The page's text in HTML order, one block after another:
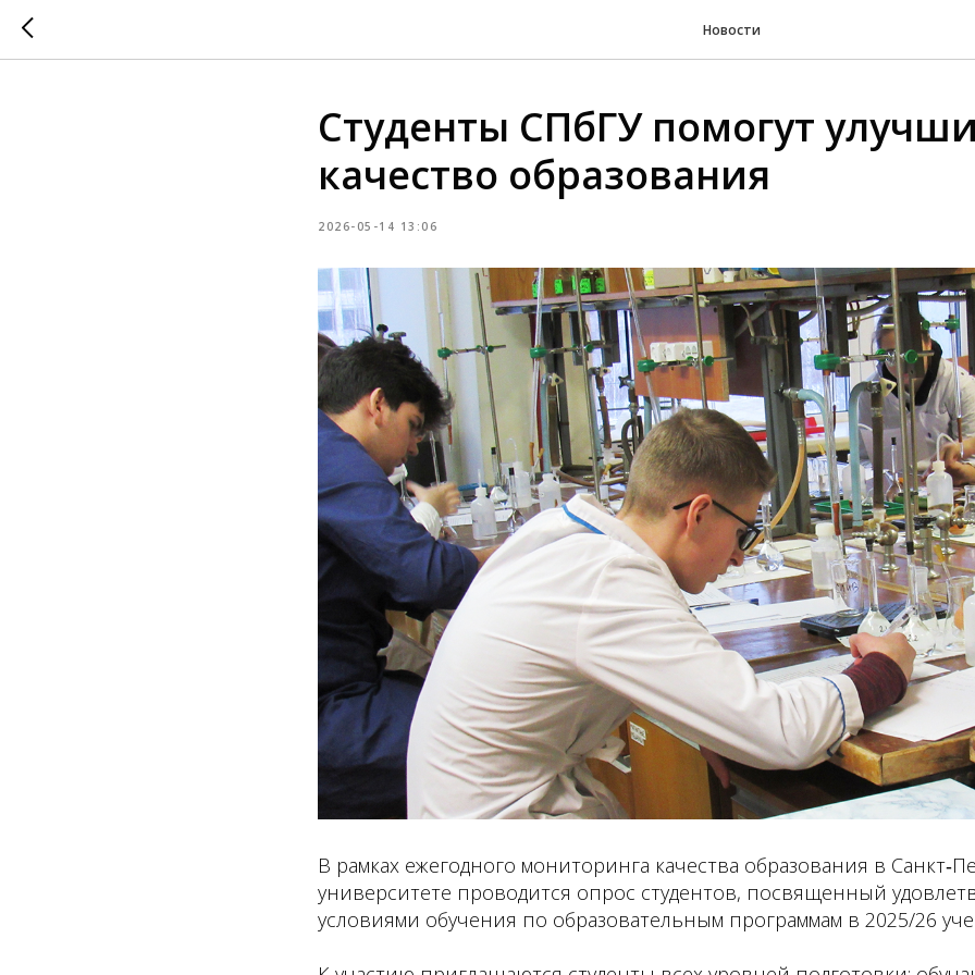
Новости
Студенты СПбГУ помогут
качество образования
2026-05-14 13:06
В рамках ежегодного мониторинга качества образования в
университете проводится опрос студентов, посвященный
условиями обучения по образовательным программам в 2025/26